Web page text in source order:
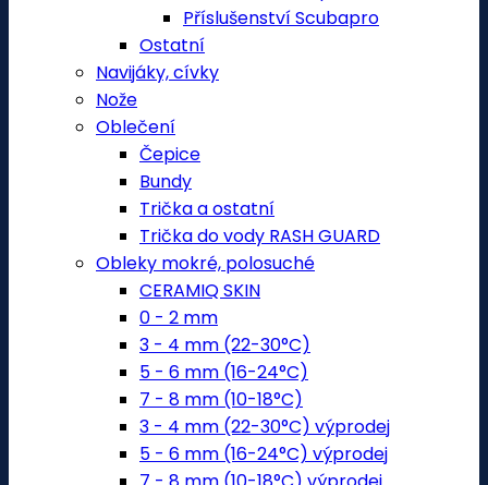
Příslušenství Scubapro
Ostatní
Navijáky, cívky
Nože
Oblečení
Čepice
Bundy
Trička a ostatní
Trička do vody RASH GUARD
Obleky mokré, polosuché
CERAMIQ SKIN
0 - 2 mm
3 - 4 mm (22-30°C)
5 - 6 mm (16-24°C)
7 - 8 mm (10-18°C)
3 - 4 mm (22-30°C) výprodej
5 - 6 mm (16-24°C) výprodej